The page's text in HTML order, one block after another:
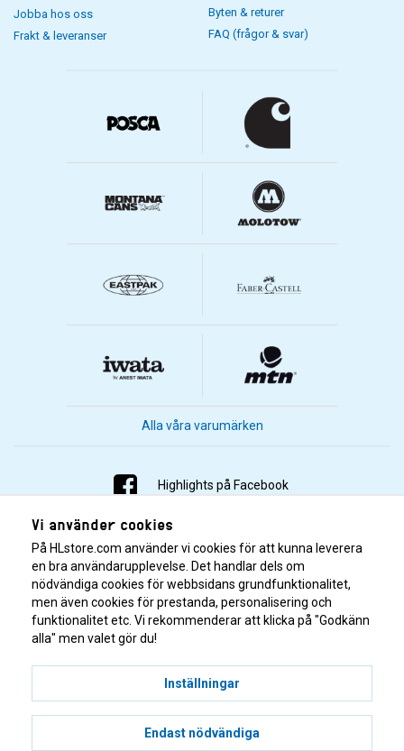
Jobba hos oss
Frakt & leveranser
Byten & returer
FAQ (frågor & svar)
Alla våra varumärken
Highlights på Facebook
Highlights på Instagram
Highlights på Youtube
Highlights på Tiktok
© 2001–2026 Highlights/KR Distribution AB.
Vi använder cookies
På HLstore.com använder vi cookies för att kunna leverera
en bra användarupplevelse. Det handlar dels om
nödvändiga cookies för webbsidans grundfunktionalitet,
men även cookies för prestanda, personalisering och
funktionalitet etc. Vi rekommenderar att klicka på "Godkänn
alla" men valet gör du!
Inställningar
Endast nödvändiga